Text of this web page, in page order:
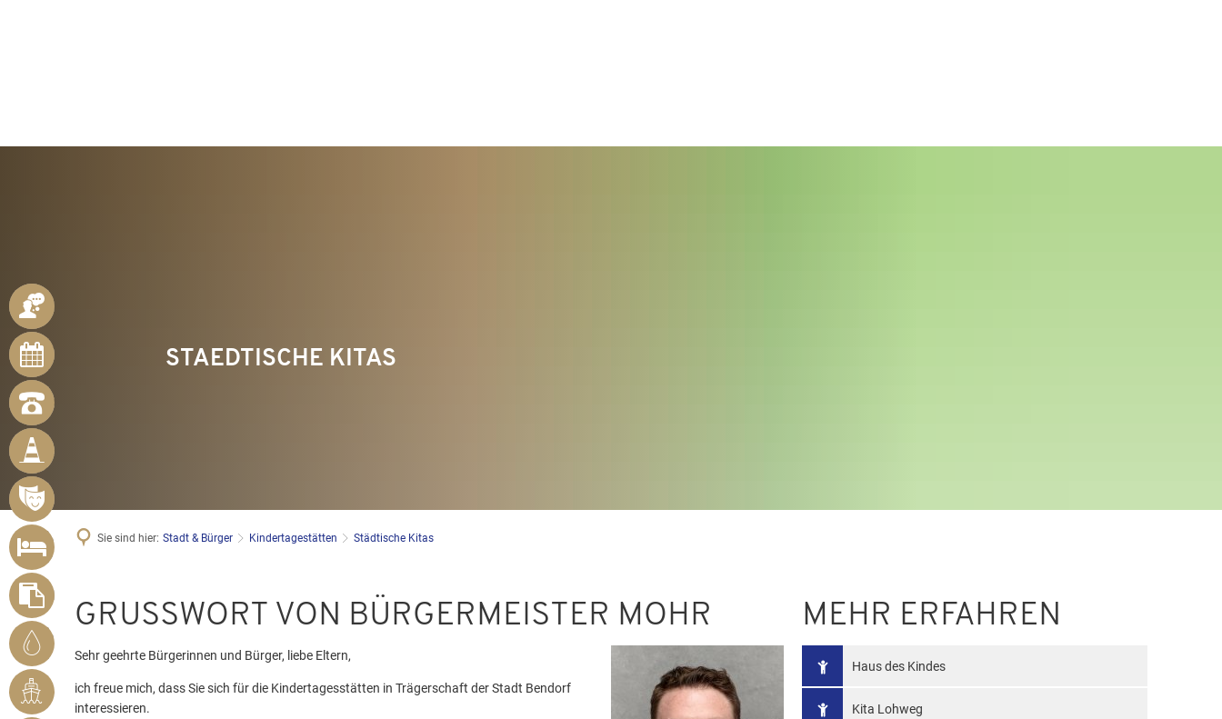
STAEDTISCHE KITAS
ANSPRECHPARTNER
ONLINE-
TERMINE
NOTRUFNUMMERN
BÜRGER
MELDEN
MÄNGEL
VERANSTALTUNGSÜBERSICHT
UNTERKUNFT
SUCHEN
FORMULARE
STADTWERKE
BENDORF
RHEINHAFEN
Sie sind hier: Stadt & Bürger Kindertagestätten Städtische Kitas
Städtische
Kitas
GRUSSWORT VON BÜRGERMEISTER MOHR
Sehr geehrte Bürgerinnen und Bürger, liebe Eltern,
ich freue mich, dass Sie sich für die Kindertagesstätten in Trägerschaft der Stadt Bendorf
interessieren.
MEHR ERFAHREN
Haus des Kindes
Kita Lohweg